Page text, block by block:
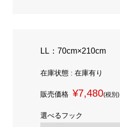
LL：70cm×210cm
在庫状態 : 在庫有り
販売価格 ¥7,480(税別)
選べるフック